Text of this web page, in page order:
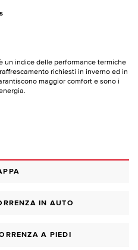
un indice delle performance termiche
richiesti in inverno ed in
maggior comfort e sono i
IN AUTO
A PIEDI